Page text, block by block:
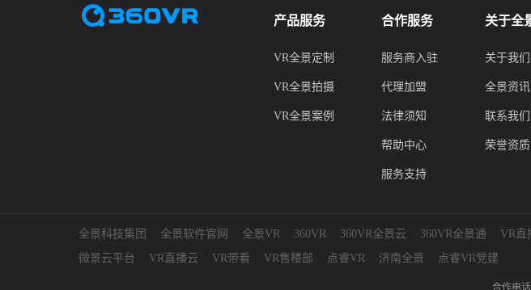
产品服务
VR全景定制
VR全景拍摄
VR全景案例
合作服务
服务商入驻
代理加盟
法律须知
帮助中心
服务支持
关于全
关于我们
全景资讯
联系我们
荣誉资质
全景科技集团 全景软件官网 全景VR 360VR 360VR全景云 360VR全景通 VR直
微景云平台
VR直播云 VR带看 VR售楼部 点睿VR 济南全景 点睿VR党建
合作电